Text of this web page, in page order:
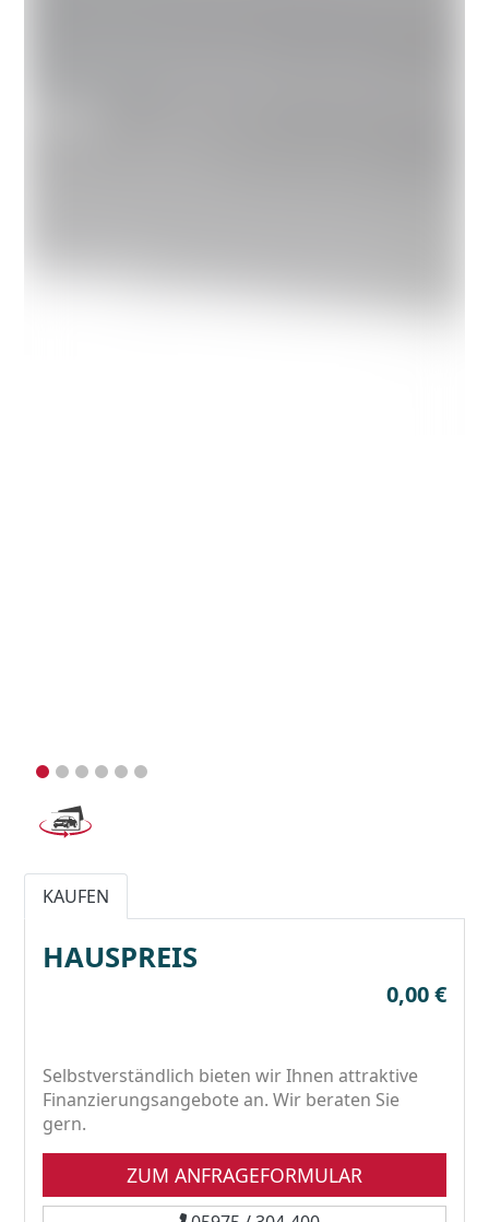
KAUFEN
HAUSPREIS
0,00 €
Selbstverständlich bieten wir Ihnen attraktive
Finanzierungsangebote an. Wir beraten Sie
gern.
ZUM ANFRAGEFORMULAR